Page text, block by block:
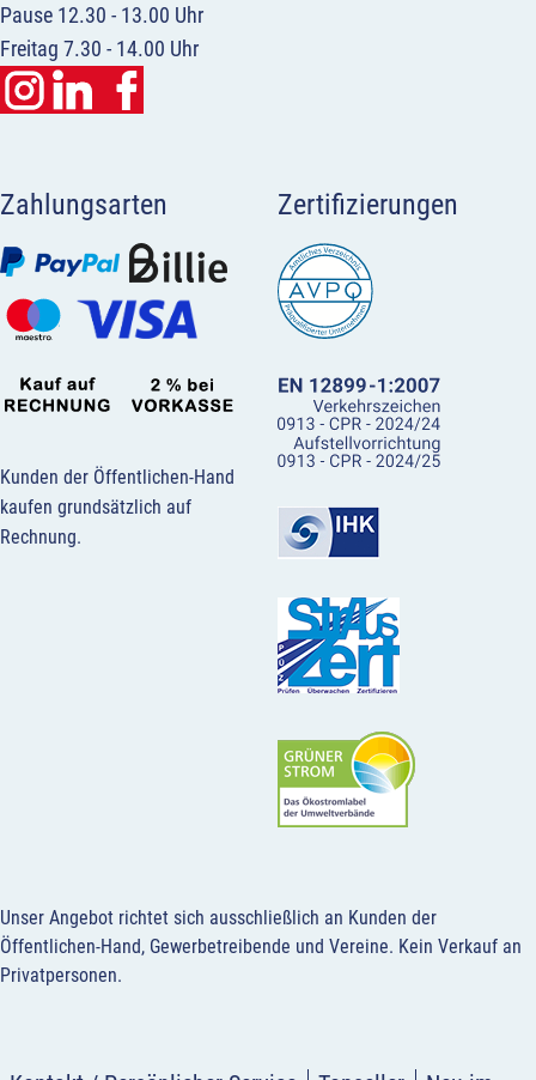
Pause 12.30 - 13.00 Uhr
Freitag 7.30 - 14.00 Uhr
Zahlungsarten
Kunden der Öffentlichen-Hand
kaufen grundsätzlich auf
Rechnung.
Zertifizierungen
Unser Angebot richtet sich ausschließlich an Kunden der
Öffentlichen-Hand, Gewerbetreibende und Vereine. Kein Verkauf an
Privatpersonen.